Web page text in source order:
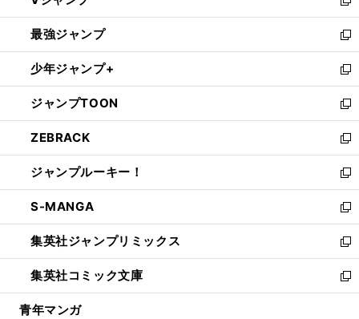
ン
ド
ウ
で
開
く
ウ
ィ
ン
ド
ウ
で
開
く
新
し
い
ウ
ィ
ン
ド
ウ
で
開
く
最強ジャンプ
新
し
い
ウ
ィ
ン
ド
ウ
で
開
く
少年ジャンプ+
新
し
い
ウ
ィ
ン
ド
ウ
で
開
く
ジャンプTOON
新
し
い
ウ
ィ
ン
ド
ウ
で
開
く
ZEBRACK
新
し
い
ウ
ィ
ン
ド
ウ
で
開
ジャンプルーキー！
新
し
い
ウ
ィ
ン
ド
ウ
S-MANGA
新
し
い
ウ
ィ
ン
集英社ジャンプリミックス
新
し
い
ウ
集英社コミック文庫
新
し
青年マンガ